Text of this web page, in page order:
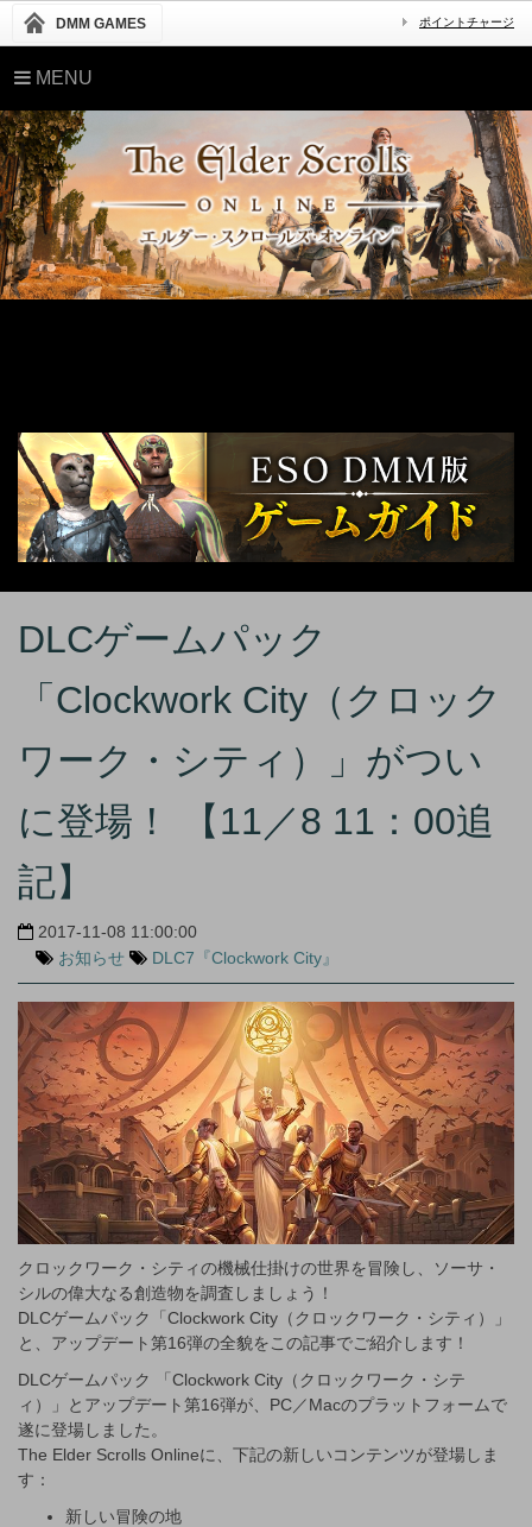
DMM GAMES ポイントチャージ
MENU
DLCゲームパック
「Clockwork City（クロック
ワーク・シティ）」がつい
に登場！ 【11／8 11：00追
記】
2017-11-08 11:00:00
お知らせ
DLC7『Clockwork City』
クロックワーク・シティの機械仕掛けの世界を冒険し、ソーサ・
シルの偉大なる創造物を調査しましょう！
DLCゲームパック「Clockwork City（クロックワーク・シティ）」
と、アップデート第16弾の全貌をこの記事でご紹介します！
DLCゲームパック 「Clockwork City（クロックワーク・シテ
ィ）」とアップデート第16弾が、PC／Macのプラットフォームで
遂に登場しました。
The Elder Scrolls Onlineに、下記の新しいコンテンツが登場しま
す：
新しい冒険の地